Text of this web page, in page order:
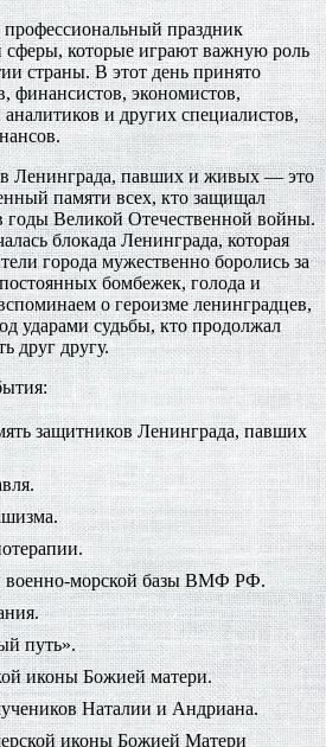
праздник
сферы, которые играют важную роль
страны. В этот день принято
финансистов, экономистов,
и других специалистов,
Ленинграда, павших и живых — это
памяти всех, кто защищал
годы Великой Отечественной войны.
блокада Ленинграда, которая
города мужественно боролись за
бомбежек, голода и
о героизме ленинградцев,
ударами судьбы, кто продолжал
друг другу.
защитников Ленинграда, павших
военно-морской базы ВМФ РФ.
путь».
иконы Божией матери.
Наталии и Андриана.
иконы Божией Матери